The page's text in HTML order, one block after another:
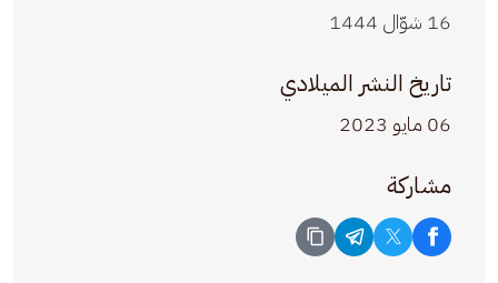
16 شوّال 1444
تاريخ النشر الميلادي
06 مايو 2023
مشاركة